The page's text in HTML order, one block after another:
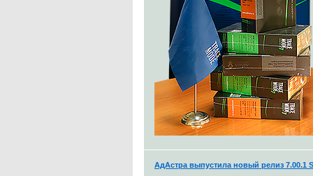
АдАстра выпустила новый релиз 7.00.1